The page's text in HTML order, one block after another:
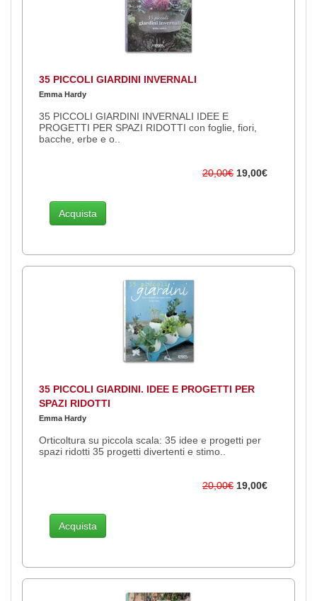
35 PICCOLI GIARDINI INVERNALI
Emma Hardy
35 PICCOLI GIARDINI INVERNALI IDEE E
PROGETTI PER SPAZI RIDOTTI con foglie, fiori,
bacche, erbe e o..
20,00€ 19,00€
Acquista
35 PICCOLI GIARDINI. IDEE E PROGETTI PER
SPAZI RIDOTTI
Emma Hardy
Orticoltura su piccola scala: 35 idee e progetti per
spazi ridotti 35 progetti divertenti e stimo..
20,00€ 19,00€
Acquista